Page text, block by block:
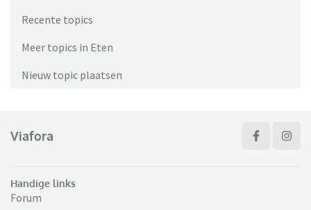
Recente topics
Meer topics in Eten
Nieuw topic plaatsen
Viafora
Handige links
Forum